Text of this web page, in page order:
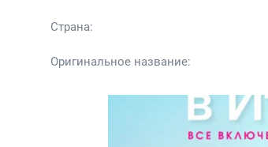
Страна:
Оригинальное название: